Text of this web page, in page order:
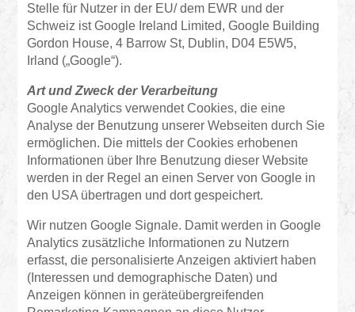
Stelle für Nutzer in der EU/ dem EWR und der
Schweiz ist Google Ireland Limited, Google Building
Gordon House, 4 Barrow St, Dublin, D04 E5W5,
Irland („Google“).
Art und Zweck der Verarbeitung
Google Analytics verwendet Cookies, die eine
Analyse der Benutzung unserer Webseiten durch Sie
ermöglichen. Die mittels der Cookies erhobenen
Informationen über Ihre Benutzung dieser Website
werden in der Regel an einen Server von Google in
den USA übertragen und dort gespeichert.
Wir nutzen Google Signale. Damit werden in Google
Analytics zusätzliche Informationen zu Nutzern
erfasst, die personalisierte Anzeigen aktiviert haben
(Interessen und demographische Daten) und
Anzeigen können in geräteübergreifenden